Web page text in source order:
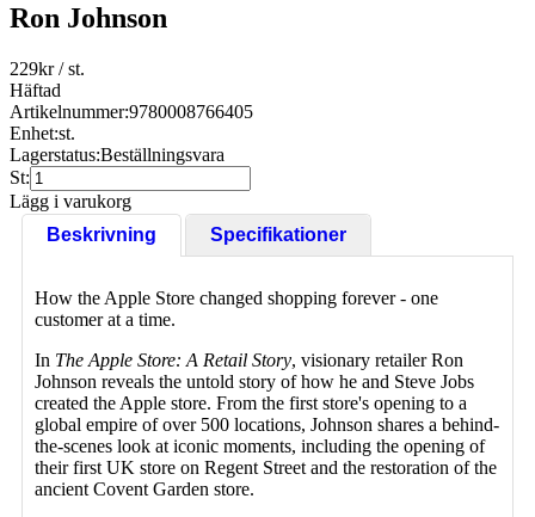
Ron Johnson
229kr/ st.
Häftad
Artikelnummer:9780008766405
Enhet:st.
Lagerstatus:Beställningsvara
St:
Lägg i varukorg
Beskrivning
Specifikationer
How the Apple Store changed shopping forever - one
customer at a time.
In The Apple Store: A Retail Story, visionary retailer Ron
Johnson reveals the untold story of how he and Steve Jobs
created the Apple store. From the first store's opening to a
global empire of over 500 locations, Johnson shares a behind-
the-scenes look at iconic moments, including the opening of
their first UK store on Regent Street and the restoration of the
ancient Covent Garden store.